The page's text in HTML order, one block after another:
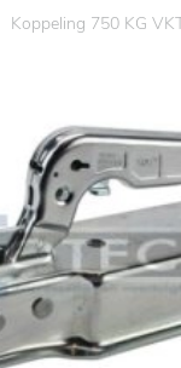
Koppeling 750 KG